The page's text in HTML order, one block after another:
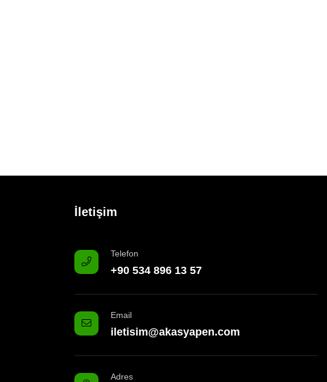
İletişim
Telefon
+90 534 896 13 57
Email
iletisim@akasyapen.com
Adres